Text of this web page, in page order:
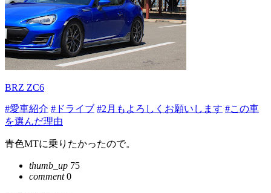
BRZ ZC6
#愛車紹介 #ドライブ #2月もよろしくお願いします #この車
を選んだ理由
青色MTに乗りたかったので。
thumb_up 75
comment0